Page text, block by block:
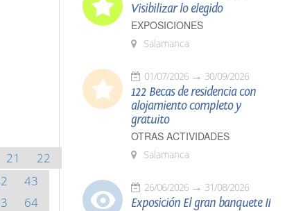
21
22
43
64
Visibilizar lo elegido
EXPOSICIONES
Salamanca
01/07/2026 30/09/2026
122 Becas de residencia con
alojamiento completo y
gratuito
OTRAS ACTIVIDADES
Salamanca
26/06/2026 31/08/2026
Exposición El gran banquete II